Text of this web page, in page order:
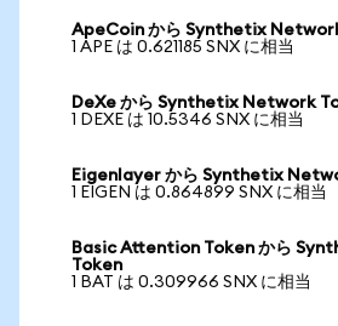
ApeCoin から Synthetix
1 APE は 0.621185 SNX に相当
DeXe から Synthetix Network
1 DEXE は 10.5346 SNX に相当
Eigenlayer から Synthetix
1 EIGEN は 0.864899 SNX に相当
Basic Attention Token から
Token
1 BAT は 0.309966 SNX に相当